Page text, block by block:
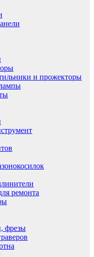
и прожекторы
ремонта
фрезы